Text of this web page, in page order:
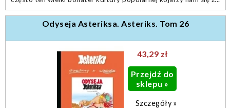
Odyseja Asteriksa. Asteriks. Tom 26
43,29 zł
Przejdź do
sklepu »
Szczegóły »